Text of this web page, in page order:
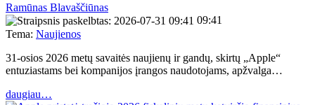
Ramūnas Blavaščiūnas
09:41
Tema: Naujienos
31-osios 2026 metų savaitės naujienų ir gandų, skirtų „Apple“
entuziastams bei kompanijos įrangos naudotojams, apžvalga…
daugiau…